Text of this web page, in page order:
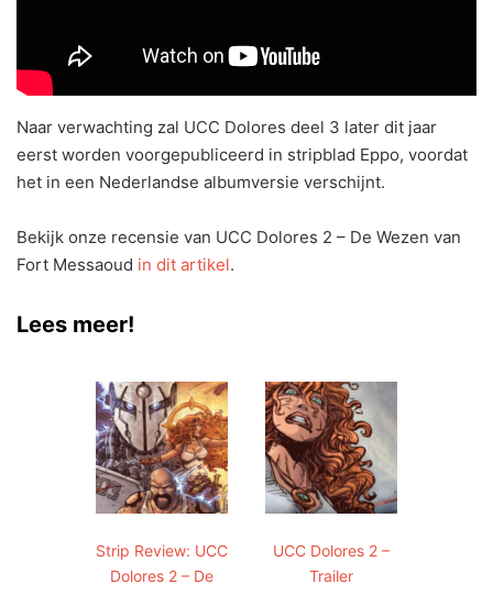
Naar verwachting zal UCC Dolores deel 3 later dit jaar
eerst worden voorgepubliceerd in stripblad Eppo, voordat
het in een Nederlandse albumversie verschijnt.
Bekijk onze recensie van UCC Dolores 2 – De Wezen van
Fort Messaoud in dit artikel.
Lees meer!
Strip Review: UCC
Dolores 2 – De
UCC Dolores 2 –
Trailer